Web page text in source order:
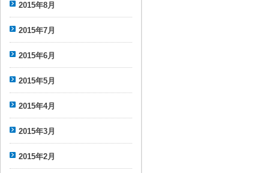
2015年8月
2015年7月
2015年6月
2015年5月
2015年4月
2015年3月
2015年2月